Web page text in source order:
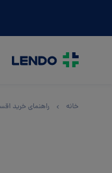
خانه راهنمای خرید